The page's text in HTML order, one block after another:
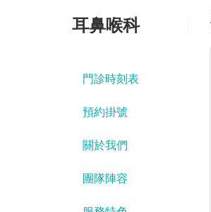
耳鼻喉科
門診時刻表
預約掛號
關於我們
團隊陣容